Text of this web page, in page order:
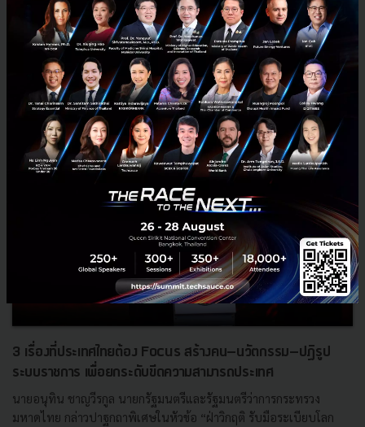
RELATED ARTICLE
3 เรื่องที่ประเทศไทยต้อง Focus สร้างคน–นวัตกรรม–ปฏิรูป
ระบบราชการ เพื่อยกระดับขีดความสามารถประเทศ
นายอนุทิน ชาญวีรกูล นายกรัฐมนตรีและรัฐมนตรีว่าการกระทรวง
มหาดไทย กล่าวปาฐกถาพิเศษในหัวข้อ “ฝ่าวิกฤติ รับมือระเบียบโลก